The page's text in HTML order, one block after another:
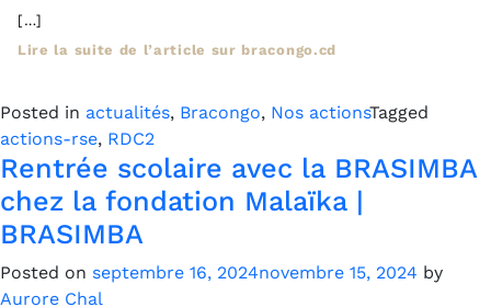
[…]
Lire la suite de l’article sur bracongo.cd
Posted in actualités, Bracongo, Nos actionsTagged
actions-rse, RDC2
Rentrée scolaire avec la BRASIMBA
chez la fondation Malaïka |
BRASIMBA
Posted on septembre 16, 2024novembre 15, 2024 by
Aurore Chal